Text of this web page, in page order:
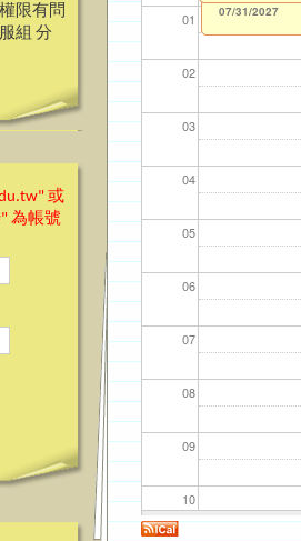
限有問
組 分
或
為帳號
01
02
03
04
05
06
07
08
09
10
12/31/2027
07/31/2027